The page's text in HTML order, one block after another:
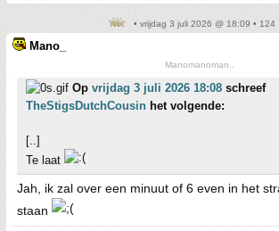
• vrijdag 3 juli 2026 @ 18:09 • 124
Mano_
Manomanoman..
Op vrijdag 3 juli 2026 18:08 schreef
TheStigsDutchCousin het volgende:
[..]
Te laat
Jah, ik zal over een minuut of 6 even in het
staan